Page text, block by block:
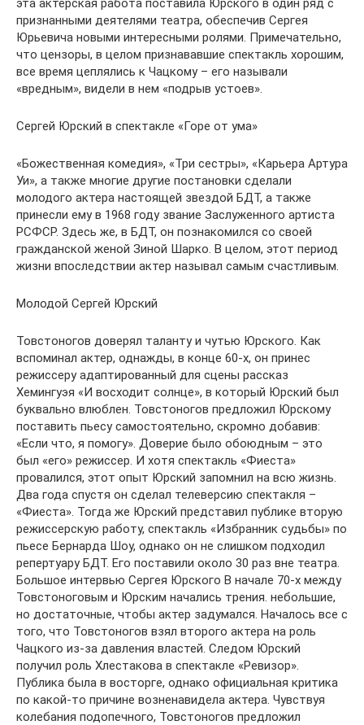
эта актерская работа поставила Юрского в один ряд с
признанными деятелями театра, обеспечив Сергея
Юрьевича новыми интересными ролями. Примечательно,
что цензоры, в целом признававшие спектакль хорошим,
все время цеплялись к Чацкому – его называли
«вредным», видели в нем «подрыв устоев».
Сергей Юрский в спектакле «Горе от ума»
«Божественная комедия», «Три сестры», «Карьера Артура
Уи», а также многие другие постановки сделали
молодого актера настоящей звездой БДТ, а также
принесли ему в 1968 году звание Заслуженного артиста
РСФСР. Здесь же, в БДТ, он познакомился со своей
гражданской женой Зиной Шарко. В целом, этот период
жизни впоследствии актер называл самым счастливым.
Молодой Сергей Юрский
Товстоногов доверял таланту и чутью Юрского. Как
вспоминал актер, однажды, в конце 60-х, он принес
режиссеру адаптированный для сцены рассказ
Хемингуэя «И восходит солнце», в который Юрский был
буквально влюблен. Товстоногов предложил Юрскому
поставить пьесу самостоятельно, скромно добавив:
«Если что, я помогу». Доверие было обоюдным – это
был «его» режиссер. И хотя спектакль «Фиеста»
провалился, этот опыт Юрский запомнил на всю жизнь.
Два года спустя он сделал телеверсию спектакля –
«Фиеста». Тогда же Юрский представил публике вторую
режиссерскую работу, спектакль «Избранник судьбы» по
пьесе Бернарда Шоу, однако он не слишком подходил
репертуару БДТ. Его поставили около 30 раз вне театра.
Большое интервью Сергея Юрского В начале 70-х между
Товстоноговым и Юрским начались трения. небольшие,
но достаточные, чтобы актер задумался. Началось все с
того, что Товстоногов взял второго актера на роль
Чацкого из-за давления властей. Следом Юрский
получил роль Хлестакова в спектакле «Ревизор».
Публика была в восторге, однако официальная критика
по какой-то причине возненавидела актера. Чувствуя
колебания подопечного, Товстоногов предложил